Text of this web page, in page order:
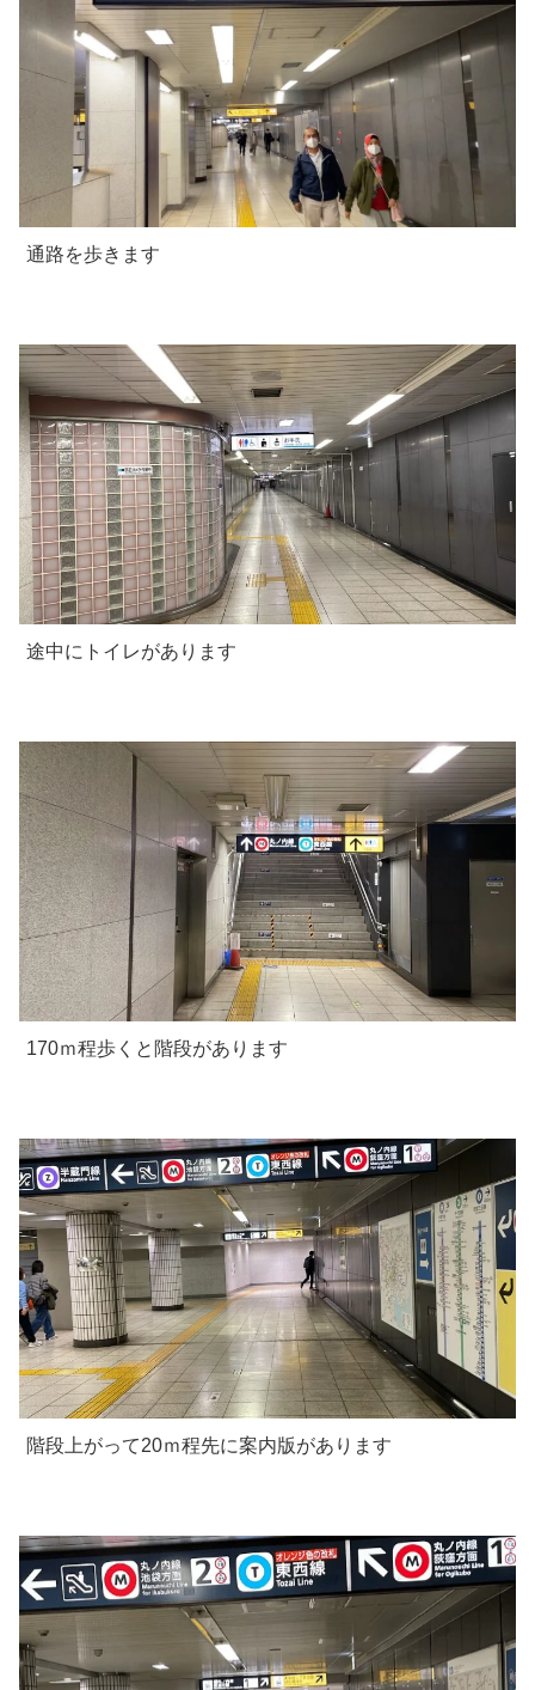
通路を歩きます
途中にトイレがあります
170ｍ程歩くと階段があります
階段上がって20ｍ程先に案内版があります